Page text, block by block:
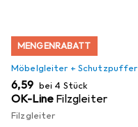
MENGENRABATT
Möbelgleiter + Schutzpuffer
EUR
6,59 bei 4 Stück
OK-Line Filzgleiter
Filzgleiter